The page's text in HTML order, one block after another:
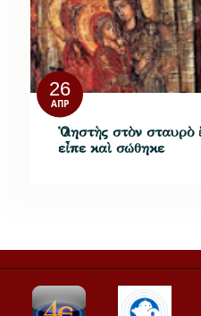
26
ΑΠΡ
Ὁ ληστὴς στὸν
εἶπε καὶ σώθηκε